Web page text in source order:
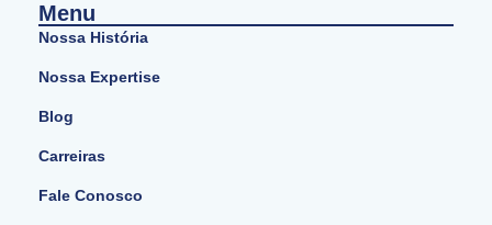
Menu
Nossa História
Nossa Expertise
Blog
Carreiras
Fale Conosco